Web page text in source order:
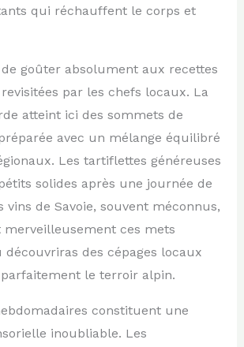
qui réchauffent le corps et
goûter absolument aux recettes
par les chefs locaux. La
atteint ici des sommets de
avec un mélange équilibré
Les tartiflettes généreuses
solides après une journée de
vins de Savoie, souvent méconnus,
merveilleusement ces mets
découvriras des cépages locaux
le terroir alpin.
constituent une
inoubliable. Les